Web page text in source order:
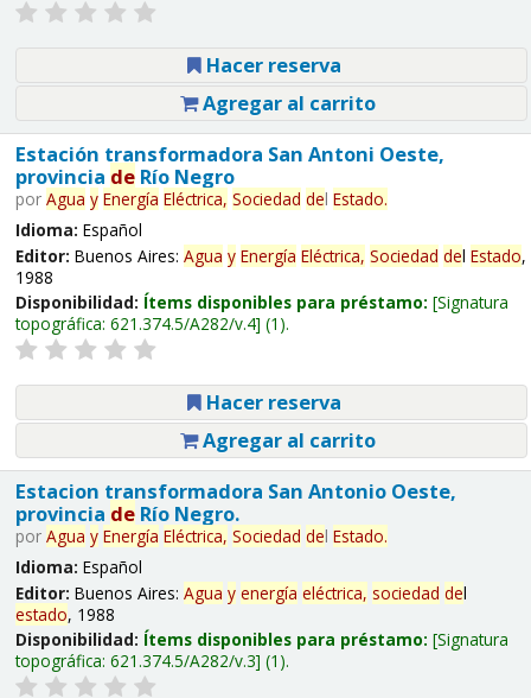
Hacer reserva
Agregar al carrito
Estación transformadora San Antoni Oeste,
provincia deRío Negro
por Agua y Energía Eléctrica, Sociedad del Estado.
Idioma: Español
Editor: Buenos Aires: Agua y Energía Eléctrica, Sociedad del Estado,
1988
Disponibilidad: Ítems disponibles para préstamo: Signatura
topográfica: 621.374.5/A282/v.4 (1).
Hacer reserva
Agregar al carrito
Estacion transformadora San Antonio Oeste,
provincia deRío Negro.
por Agua y Energía Eléctrica, Sociedad del Estado.
Idioma: Español
Editor: Buenos Aires: Agua y energía eléctrica, sociedad del
estado, 1988
Disponibilidad: Ítems disponibles para préstamo: Signatura
topográfica: 621.374.5/A282/v.3 (1).